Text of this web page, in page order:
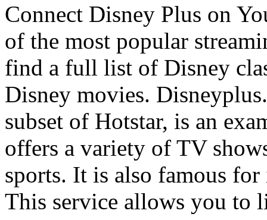
Connect Disney Plus on
of the most popular
find a full list of Disney
Disney movies.
subset of Hotstar, is an
offers a variety of TV
sports. It is also famous
This service allows you to